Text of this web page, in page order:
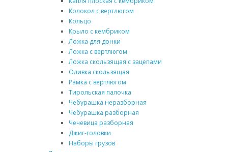
Колокол с вертлюгом
Кольцо
Крыло с кембриком
Ложка для донки
Ложка с вертлюгом
Ложка скользящая с зацепами
Оливка скользящая
Рамка с вертлюгом
Тирольская палочка
Чебурашка неразборная
Чебурашка разборная
Чечевица разборная
Джиг-головки
Наборы грузов